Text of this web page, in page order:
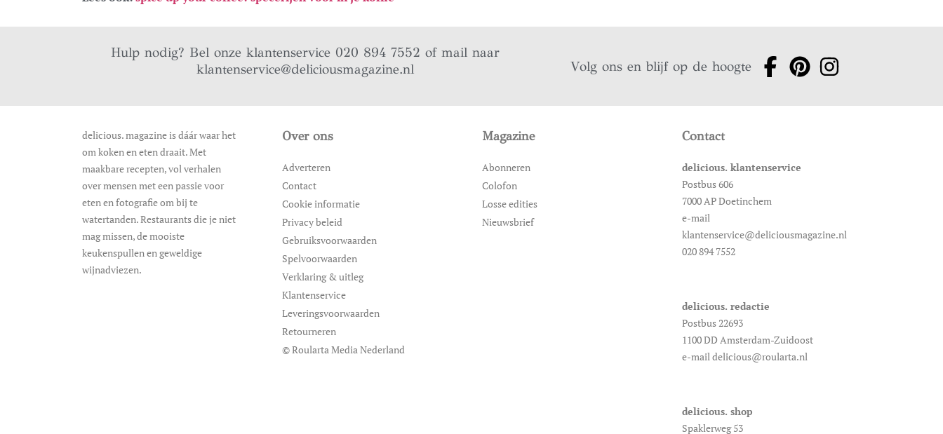
Hulp nodig? Bel onze klantenservice 020 894 7552 of mail naar
klantenservice@deliciousmagazine.nl
Volg ons en blijf op de hoogte
delicious. magazine is dáár waar het
om koken en eten draait. Met
maakbare recepten, vol verhalen
over mensen met een passie voor
eten en fotografie om bij te
watertanden. Restaurants die je niet
mag missen, de mooiste
keukenspullen en geweldige
wijnadviezen.
Over ons
Adverteren
Contact
Cookie informatie
Privacy beleid
Gebruiksvoorwaarden
Spelvoorwaarden
Verklaring & uitleg
Klantenservice
Leveringsvoorwaarden
Retourneren
© Roularta Media Nederland
Magazine
Abonneren
Colofon
Losse edities
Nieuwsbrief
Contact
delicious. klantenservice
Postbus 606
7000 AP Doetinchem
e-mail
klantenservice@deliciousmagazine.nl
020 894 7552
delicious. redactie
Postbus 22693
1100 DD Amsterdam-Zuidoost
e-mail delicious@roularta.nl
delicious. shop
Spaklerweg 53